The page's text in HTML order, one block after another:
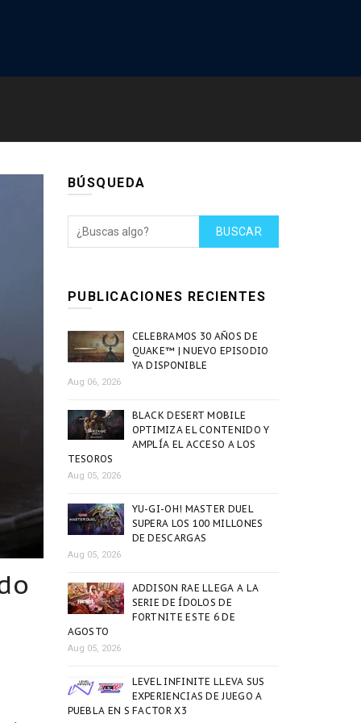
BÚSQUEDA
BUSCAR
PUBLICACIONES RECIENTES
CELEBRAMOS 30 AÑOS DE
QUAKE™ | NUEVO EPISODIO
YA DISPONIBLE
Aug 06, 2026
BLACK DESERT MOBILE
OPTIMIZA EL CONTENIDO Y
AMPLÍA EL ACCESO A LOS
TESOROS
Aug 05, 2026
YU-GI-OH! MASTER DUEL
SUPERA LOS 100 MILLONES
DE DESCARGAS
Aug 05, 2026
ADDISON RAE LLEGA A LA
SERIE DE ÍDOLOS DE
FORTNITE ESTE 6 DE
AGOSTO
Aug 05, 2026
LEVEL INFINITE LLEVA SUS
EXPERIENCIAS DE JUEGO A
PUEBLA EN S FACTOR X3